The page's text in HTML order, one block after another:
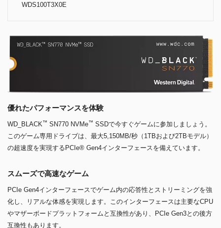
WDS100T3X0E
優れたパフォーマンスを体験
WD_BLACK™ SN770 NVMe™ SSDで今すぐゲームに参加しましょう。
このゲーム専用ドライブは、最大5,150MB/秒（1TBおよび2TBモデル）
の超速度を実現するPCIe® Gen4インターフェースを備えています。
スムーズで高速なゲーム
PCIe Gen4インターフェースでゲーム内の応答性とストリーミングを強
化し、リアルな体感を実現します。このインターフェースは主要なCPU
やマザーボードプラットフォームと互換性があり、PCIe Gen3との後方
互換性もあります。